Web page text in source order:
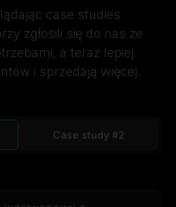
case studies
zgłosili się do nas ze
a teraz lepiej
i sprzedają więcej.
Case study #2